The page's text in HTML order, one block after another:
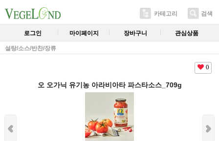
카테고리 검색
로그인 마이페이지 장바구니 관심상품
설탕/소스/반찬/장류
0
오 오가닉 유기농 아라비아타 파스타소스_709g